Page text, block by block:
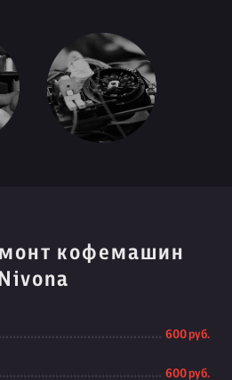
кофемашин
Nivona
600 руб.
600 руб.